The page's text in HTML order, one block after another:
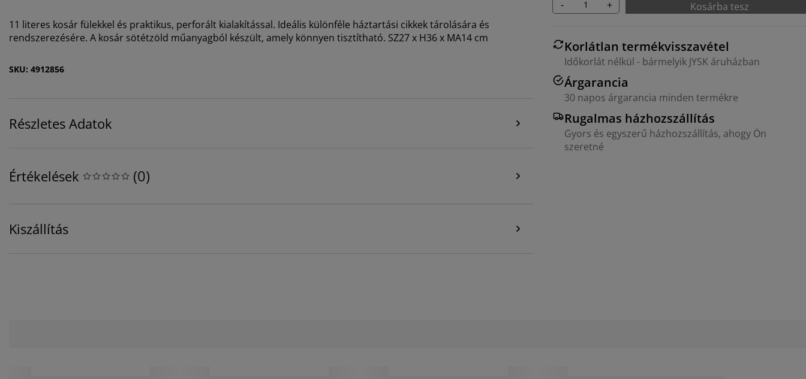
- + Kosárba tesz
Korlátlan termékvisszavétel
Időkorlát nélkül - bármelyik JYSK áruházban
Árgarancia
30 napos árgarancia minden termékre
Rugalmas házhozszállítás
Gyors és egyszerű házhozszállítás, ahogy Ön
szeretné
11 literes kosár fülekkel és praktikus, perforált kialakítással. Ideális különféle háztartási cikkek tárolására és
rendszerezésére. A kosár sötétzöld műanyagból készült, amely könnyen tisztítható. SZ27 x H36 x MA14 cm
SKU: 4912856
Részletes Adatok
Értékelések (0)
Kiszállítás